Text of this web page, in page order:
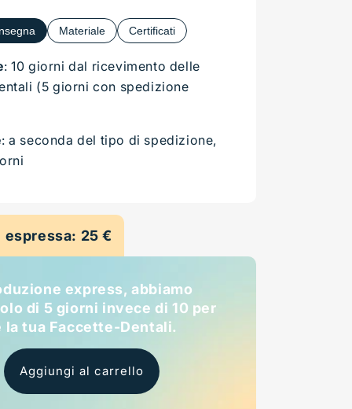
Materiale Certificati
: 10 giorni dal ricevimento delle
(5 giorni con spedizione
: a seconda del tipo di spedizione,
25 €
express, abbiamo
di 5 giorni invece di 10 per
la tua Faccette-Dentali.
Aggiungi al carrello